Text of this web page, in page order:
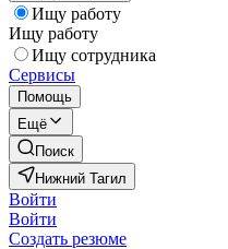
Ищу работу
Ищу работу
Ищу сотрудника
Сервисы
Помощь
Ещё
Поиск
Нижний Тагил
Войти
Войти
Создать резюме